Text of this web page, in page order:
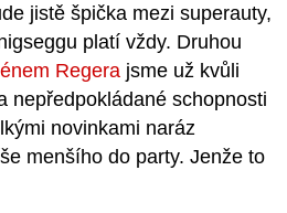
jistě špička mezi superauty,
platí vždy. Druhou
Regera jsme už kvůli
nepředpokládané schopnosti
novinkami naráz
menšího do party. Jenže to